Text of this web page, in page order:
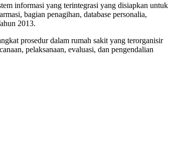
informasi yang terintegrasi yang disiapkan untuk
bagian penagihan, database personalia,
2013.
prosedur dalam rumah sakit yang terorganisir
pelaksanaan, evaluasi, dan pengendalian